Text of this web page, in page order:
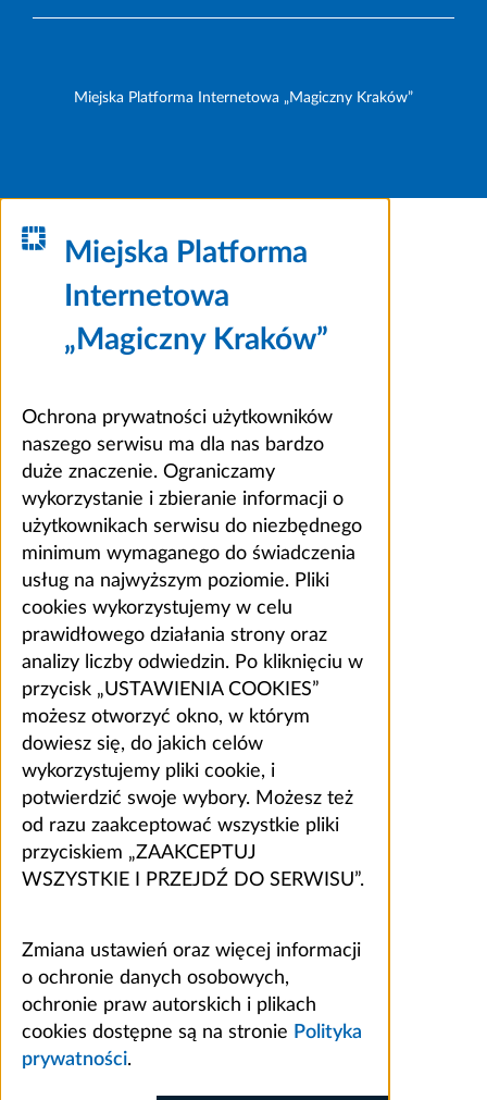
Miejska Platforma Internetowa „Magiczny Kraków”
Miejska Platforma
Internetowa
„Magiczny Kraków”
Ochrona prywatności użytkowników
naszego serwisu ma dla nas bardzo
duże znaczenie. Ograniczamy
wykorzystanie i zbieranie informacji o
użytkownikach serwisu do niezbędnego
minimum wymaganego do świadczenia
usług na najwyższym poziomie. Pliki
cookies wykorzystujemy w celu
prawidłowego działania strony oraz
analizy liczby odwiedzin. Po kliknięciu w
przycisk „USTAWIENIA COOKIES”
możesz otworzyć okno, w którym
dowiesz się, do jakich celów
wykorzystujemy pliki cookie, i
potwierdzić swoje wybory. Możesz też
od razu zaakceptować wszystkie pliki
przyciskiem „ZAAKCEPTUJ
WSZYSTKIE I PRZEJDŹ DO SERWISU”.
Zmiana ustawień oraz więcej informacji
o ochronie danych osobowych,
ochronie praw autorskich i plikach
cookies dostępne są na stronie Polityka
prywatności.